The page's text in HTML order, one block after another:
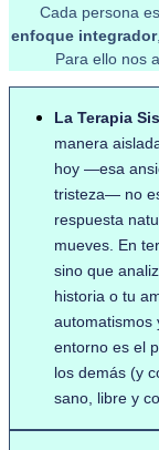
Cada persona
enfoque integrador
Para ello nos
La Terapia
manera
hoy —esa
tristeza— no
respuesta
mueves. En
sino que
historia o tu
automatismos
entorno es el
los demás (y
sano, libre y